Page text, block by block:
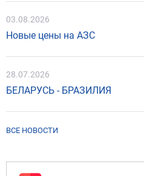
03.08.2026
Новые цены на АЗС
28.07.2026
БЕЛАРУСЬ - БРАЗИЛИЯ
ВСЕ НОВОСТИ